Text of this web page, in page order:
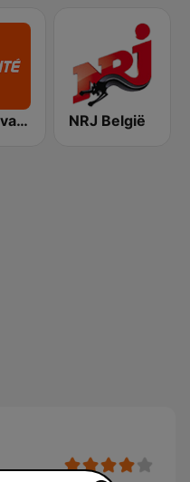
RTBF VivaCité Hainaut NRJ België